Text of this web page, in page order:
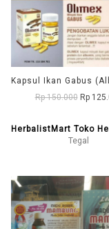
Rp 150.000 Rp
Tegal